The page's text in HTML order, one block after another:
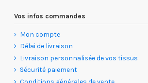
Vos infos commandes
Mon compte
Délai de livraison
Livraison personnalisée de vos tissus
Sécurité paiement